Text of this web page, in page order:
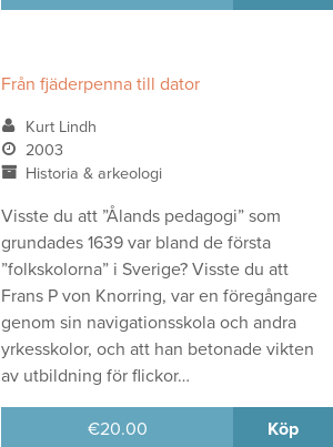
Från fjäderpenna till dator
Kurt Lindh
2003
Historia & arkeologi
Visste du att ”Ålands pedagogi” som
grundades 1639 var bland de första
”folkskolorna” i Sverige? Visste du att
Frans P von Knorring, var en föregångare
genom sin navigationsskola och andra
yrkesskolor, och att han betonade vikten
av utbildning för flickor…
€20.00 Köp